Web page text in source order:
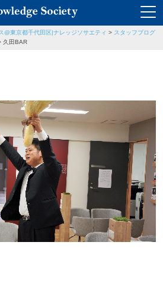
@東京都千代田区|ナレッジソサエティ > スタッフブログ
久田BAR